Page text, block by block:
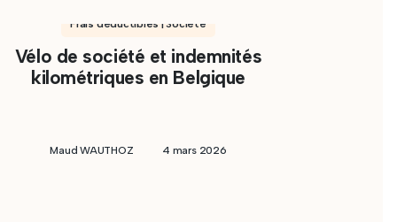
Frais déductibles | Société
Vélo de société et indemnités
kilométriques en Belgique
Maud WAUTHOZ 4 mars 2026